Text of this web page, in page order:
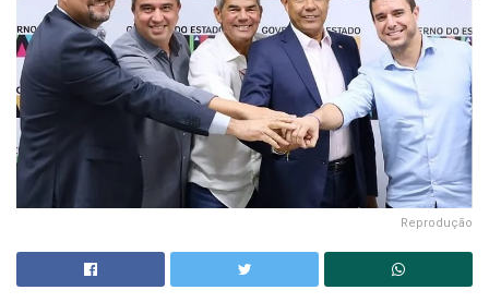
Reprodução